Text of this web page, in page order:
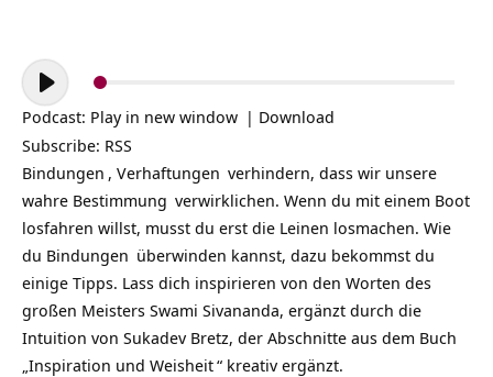
Audio-
Player
Podcast: Play in new window | Download
Subscribe: RSS
Bindungen , Verhaftungen verhindern, dass wir unsere
wahre Bestimmung verwirklichen. Wenn du mit einem Boot
losfahren willst, musst du erst die Leinen losmachen. Wie
du Bindungen überwinden kannst, dazu bekommst du
einige Tipps. Lass dich inspirieren von den Worten des
großen Meisters Swami Sivananda, ergänzt durch die
Intuition von Sukadev Bretz, der Abschnitte aus dem Buch
„Inspiration und Weisheit“ kreativ ergänzt.